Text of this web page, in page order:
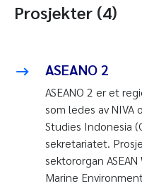
Prosjekter (4)
ASEANO 2
ASEANO 2 er et
som ledes av NIVA
Studies Indonesia
sekretariatet.
sektororgan
Marine